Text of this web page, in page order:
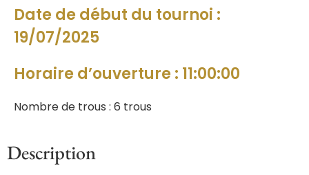
Date de début du tournoi :
19/07/2025
Horaire d’ouverture : 11:00:00
Nombre de trous : 6 trous
Description